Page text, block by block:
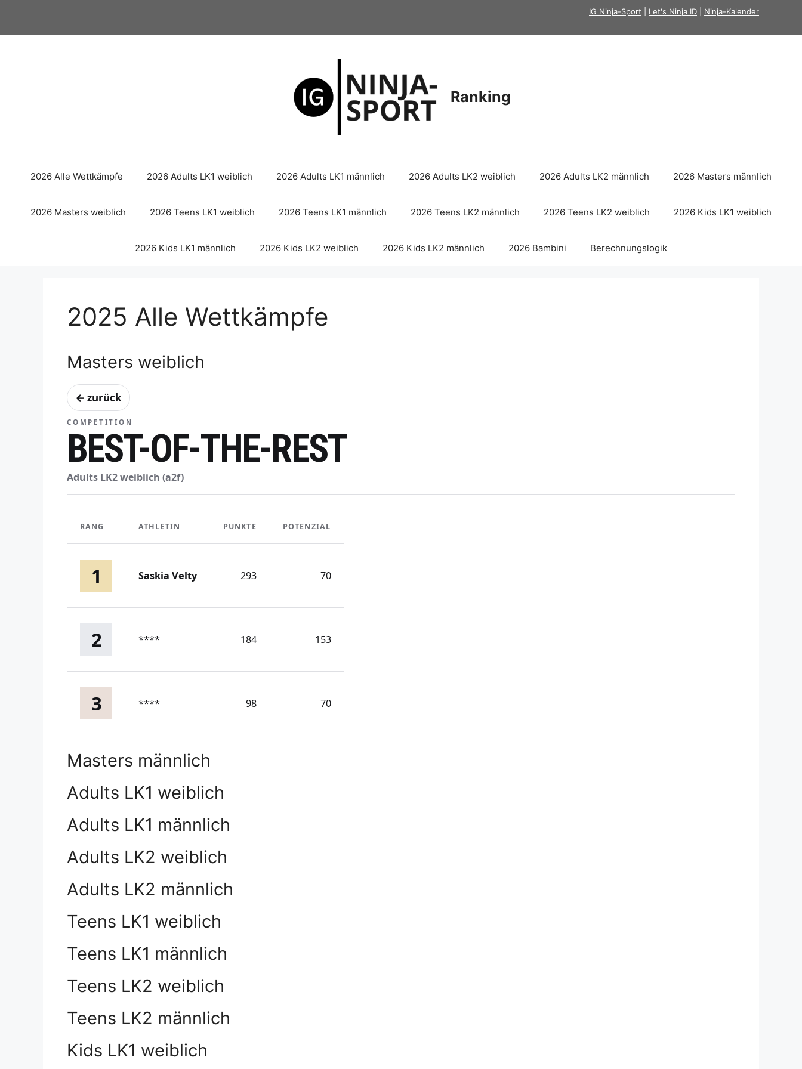
springen
IG Ninja-Sport Let's Ninja ID Ninja-Kalender
Ranking
2026 Alle Wettkämpfe 2026 Adults LK1 weiblich 2026 Adults LK1 männlich 2026 Adults LK2 weiblich 2026 Adults LK2 männlich 2026 Masters männlich
2026 Masters weiblich 2026 Teens LK1 weiblich 2026 Teens LK1 männlich 2026 Teens LK2 männlich 2026 Teens LK2 weiblich 2026 Kids LK1 weiblich
2026 Kids LK1 männlich 2026 Kids LK2 weiblich 2026 Kids LK2 männlich 2026 Bambini Berechnungslogik
2025 Alle Wettkämpfe
Masters weiblich
← zurück
COMPETITION
BEST-OF-THE-REST
Adults LK2 weiblich (a2f)
RANG ATHLETIN PUNKTE POTENZIAL
1 Saskia Velty 293 70
2 **** 184 153
3 **** 98 70
Masters männlich
Adults LK1 weiblich
Adults LK1 männlich
Adults LK2 weiblich
Adults LK2 männlich
Teens LK1 weiblich
Teens LK1 männlich
Teens LK2 weiblich
Teens LK2 männlich
Kids LK1 weiblich